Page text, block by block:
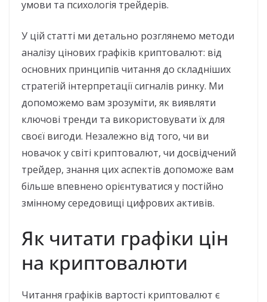
умови та психологія трейдерів.
У цій статті ми детально розглянемо методи
аналізу цінових графіків криптовалют: від
основних принципів читання до складніших
стратегій інтерпретації сигналів ринку. Ми
допоможемо вам зрозуміти, як виявляти
ключові тренди та використовувати їх для
своєї вигоди. Незалежно від того, чи ви
новачок у світі криптовалют, чи досвідчений
трейдер, знання цих аспектів допоможе вам
більше впевнено орієнтуватися у постійно
змінному середовищі цифрових активів.
Як читати графіки цін
на криптовалюти
Читання графіків вартості криптовалют є